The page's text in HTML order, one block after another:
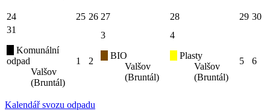
24 25 26 27 28 29 30
31
Komunální
odpad
Valšov
(Bruntál)
1 2
3
BIO
Valšov
(Bruntál)
4
Plasty
Valšov
(Bruntál)
5 6
Kalendář svozu odpadu